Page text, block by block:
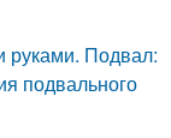
руками. Подвал:
подвального